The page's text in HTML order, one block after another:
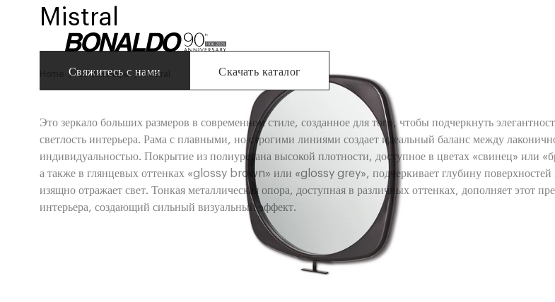
26 Коллекция Mistral
Mistral
Свяжитесь с нами Скачать каталог
Это зеркало больших размеров в современном стиле, созданное для того, чтобы подчеркнуть
светлость интерьера. Рама с плавными, но строгими линиями создает идеальный баланс между
индивидуальностью. Покрытие из полиуретана высокой плотности, доступное в цветах «свинец» или
а также в глянцевых оттенках «glossy brown» или «glossy grey», подчеркивает глубину поверхностей
изящно отражает свет. Тонкая металлическая опора, доступная в различных оттенках, дополняет этот
интерьера, создающий сильный визуальный эффект.